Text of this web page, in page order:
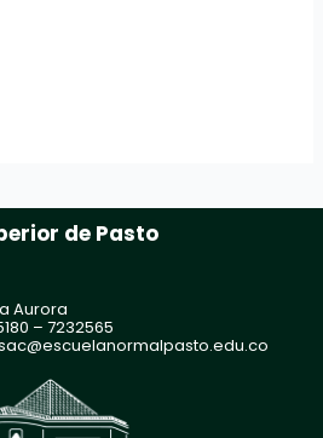
de Pasto
Aurora
– 7232565